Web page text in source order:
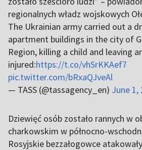
regionalnych władz wojskowych
The Ukrainian army carried out a
apartment buildings in the city of
Region, killing a child and leaving
injured:https://t.co/vhSrKKAef7
pic.twitter.com/bRxaQJveAl
— TASS (@tassagency_en) June 1,
Dziewięć osób zostało rannych w
charkowskim w północno-
Rosyjskie bezzałogowce